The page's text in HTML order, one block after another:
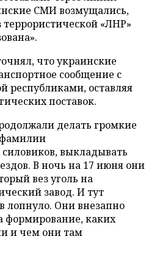
СМИ возмущались,
террористической «ЛНР»
что украинские
сообщение с
республиками, оставляя
поставок.
делать громкие
фамилии
выкладывать
В ночь на 17 июня они
вез уголь на
завод. И тут
лопнуло. Они внезапно
формирование, каких
и чем они там